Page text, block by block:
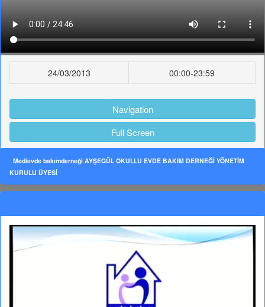
24/03/2013 00:00-23:59
Navigation
Full Screen
Medievde bakımderneği AYŞEGÜL OKULLU EVDE BAKIM DERNEĞİ YÖNETİM
KURULU ÜYESİ